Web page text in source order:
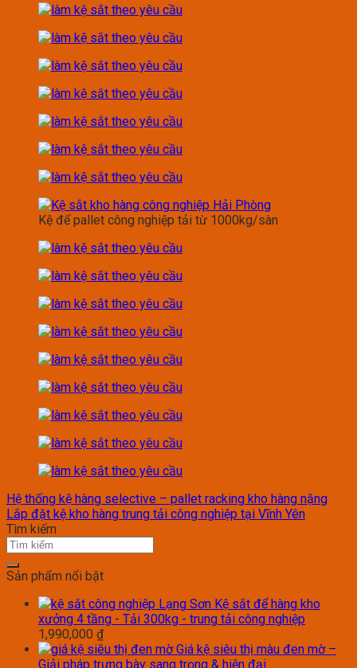
Kệ để pallet công nghiệp tải từ 1000kg/sàn
Hệ thống kệ hàng selective – pallet racking kho hàng nặng
Lắp đặt kệ kho hàng trung tải công nghiệp tại Vĩnh Yên
Tìm kiếm
Sản phẩm nổi bật
Kệ sắt để hàng kho
xưởng 4 tầng - Tải 300kg - trung tải công nghiệp
1,990,000 ₫
Giá kệ siêu thị màu đen mờ –
Giải pháp trưng bày sang trọng & hiện đại